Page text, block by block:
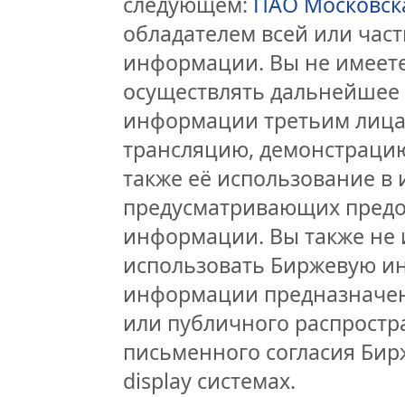
обладателем всей или
информации. Вы не
осуществлять
информации третьим
трансляцию,
также её использование
предусматривающих
информации. Вы также не
использовать Биржевую
информации
или публичного
письменного согласия
display системах.